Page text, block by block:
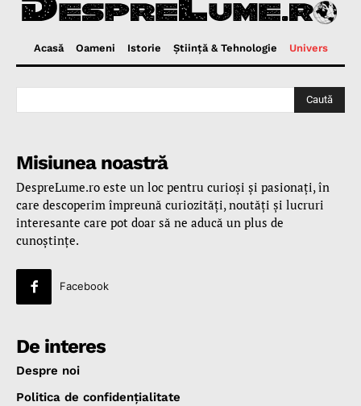
Acasă Oameni Istorie Ştiinţă & Tehnologie Univers
Caută
Misiunea noastră
DespreLume.ro este un loc pentru curioşi şi pasionaţi, în
care descoperim împreună curiozităţi, noutăţi şi lucruri
interesante care pot doar să ne aducă un plus de
cunoştinţe.
Facebook
De interes
Despre noi
Politica de confidenţialitate